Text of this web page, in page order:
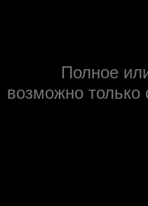
Полное
возможно только